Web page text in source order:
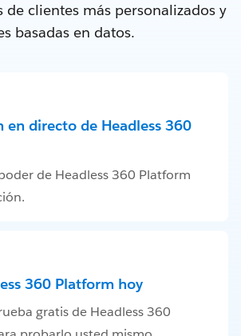
de clientes más personalizados y
basadas en datos.
en directo de Headless 360
de Headless 360 Platform
360 Platform hoy
gratis de Headless 360